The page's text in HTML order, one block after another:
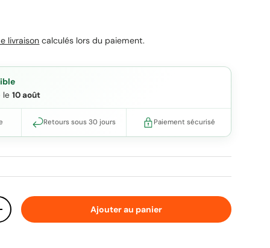
livraison calculés lors du paiement.
le10 août
Retours sous 30 jours Paiement sécurisé
la quantitéAjouter au panier